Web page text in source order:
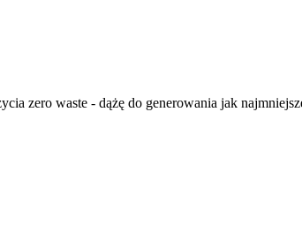
zero waste - dążę do generowania jak